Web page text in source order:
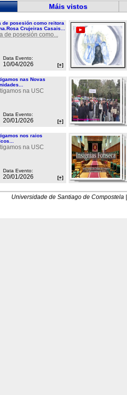
Máis vistos
de posesión como reitora
Crujeiras Casais...
de posesión como...
Data Evento:
10/04/2026 [+]
nas Novas
na USC
Data Evento:
20/01/2026 [+]
nos raios
na USC
Data Evento:
20/01/2026 [+]
Universidade de Santiago de